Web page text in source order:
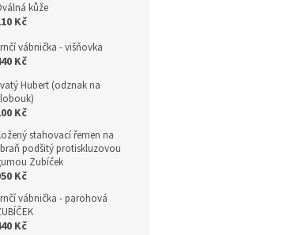
kůže
Kč
vábnička - višňovka
Kč
Hubert (odznak na
Kč
stahovací řemen na
podšitý protiskluzovou
Zubíček
Kč
vábnička - parohová
Kč